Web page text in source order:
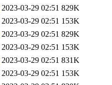
2023-03-29 02:51 829K
2023-03-29 02:51 153K
2023-03-29 02:51 829K
2023-03-29 02:51 153K
2023-03-29 02:51 831K
2023-03-29 02:51 153K